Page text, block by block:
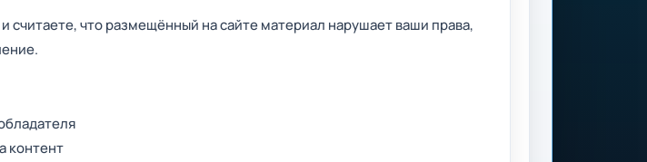
считаете, что размещённый на сайте материал нарушает ваши права,
контент